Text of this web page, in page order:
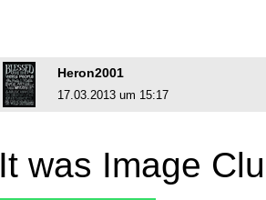
Heron2001
17.03.2013 um 15:17
It was Image